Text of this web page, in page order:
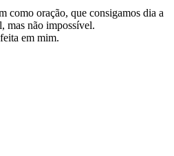
como oração, que consigamos dia a
mas não impossível.
em mim.